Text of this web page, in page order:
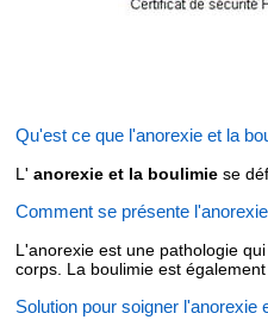
Qu'est ce que l'anorexie et la
L' anorexie et la boulimie se
Comment se présente
L'anorexie est une pathologie
corps. La boulimie est
Solution pour soigner